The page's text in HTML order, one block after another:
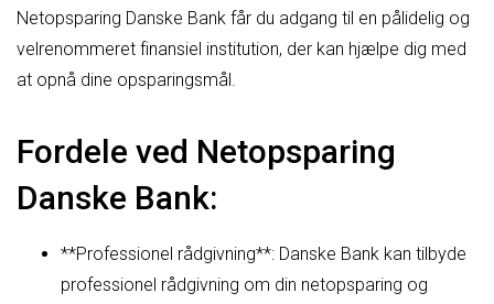
Netopsparing Danske Bank får du adgang til en pålidelig og
velrenommeret finansiel institution, der kan hjælpe dig med
at opnå dine opsparingsmål.
Fordele ved Netopsparing
Danske Bank:
**Professionel rådgivning**: Danske Bank kan tilbyde
professionel rådgivning om din netopsparing og